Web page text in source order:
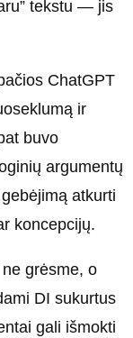
tekstu — jis
ChatGPT
ir
buvo
argumentų
atkurti
koncepcijų.
grėsme, o
DI sukurtus
gali išmokti